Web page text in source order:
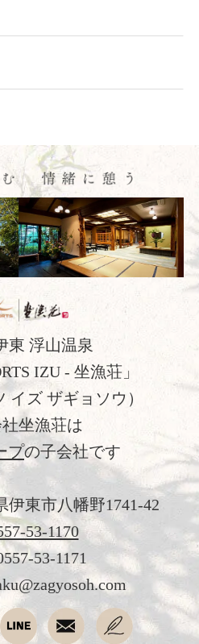
東 浮山温泉
IZU - 坐漁荘」
イズ ザギョソウ）
坐漁荘は
プの子会社です
伊東市八幡野1741-42
53-1170
53-1171
文化体験
のご案内
ギャラリー
宿泊プラン
い合わせ
あるご質問
シーポリシー
会社概要
用情報
と過ごす
ンショップ
简体中文
韓国語